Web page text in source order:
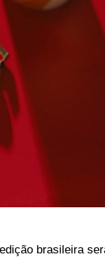
brasileira